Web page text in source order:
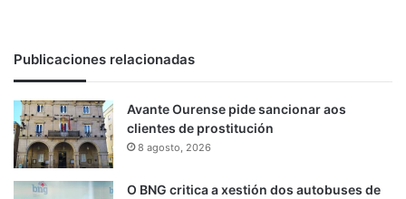
Publicaciones relacionadas
Avante Ourense pide sancionar aos
clientes de prostitución
8 agosto, 2026
O BNG critica a xestión dos autobuses de